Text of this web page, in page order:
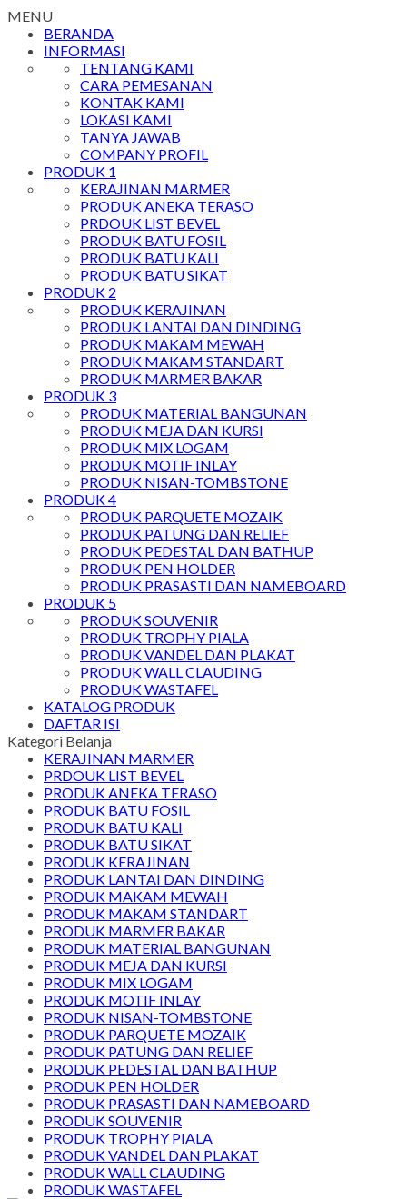
MENU
BERANDA
INFORMASI
TENTANG KAMI
CARA PEMESANAN
KONTAK KAMI
LOKASI KAMI
TANYA JAWAB
COMPANY PROFIL
PRODUK 1
KERAJINAN MARMER
PRODUK ANEKA TERASO
PRDOUK LIST BEVEL
PRODUK BATU FOSIL
PRODUK BATU KALI
PRODUK BATU SIKAT
PRODUK 2
PRODUK KERAJINAN
PRODUK LANTAI DAN DINDING
PRODUK MAKAM MEWAH
PRODUK MAKAM STANDART
PRODUK MARMER BAKAR
PRODUK 3
PRODUK MATERIAL BANGUNAN
PRODUK MEJA DAN KURSI
PRODUK MIX LOGAM
PRODUK MOTIF INLAY
PRODUK NISAN-TOMBSTONE
PRODUK 4
PRODUK PARQUETE MOZAIK
PRODUK PATUNG DAN RELIEF
PRODUK PEDESTAL DAN BATHUP
PRODUK PEN HOLDER
PRODUK PRASASTI DAN NAMEBOARD
PRODUK 5
PRODUK SOUVENIR
PRODUK TROPHY PIALA
PRODUK VANDEL DAN PLAKAT
PRODUK WALL CLAUDING
PRODUK WASTAFEL
KATALOG PRODUK
DAFTAR ISI
Kategori Belanja
KERAJINAN MARMER
PRDOUK LIST BEVEL
PRODUK ANEKA TERASO
PRODUK BATU FOSIL
PRODUK BATU KALI
PRODUK BATU SIKAT
PRODUK KERAJINAN
PRODUK LANTAI DAN DINDING
PRODUK MAKAM MEWAH
PRODUK MAKAM STANDART
PRODUK MARMER BAKAR
PRODUK MATERIAL BANGUNAN
PRODUK MEJA DAN KURSI
PRODUK MIX LOGAM
PRODUK MOTIF INLAY
PRODUK NISAN-TOMBSTONE
PRODUK PARQUETE MOZAIK
PRODUK PATUNG DAN RELIEF
PRODUK PEDESTAL DAN BATHUP
PRODUK PEN HOLDER
PRODUK PRASASTI DAN NAMEBOARD
PRODUK SOUVENIR
PRODUK TROPHY PIALA
PRODUK VANDEL DAN PLAKAT
PRODUK WALL CLAUDING
PRODUK WASTAFEL